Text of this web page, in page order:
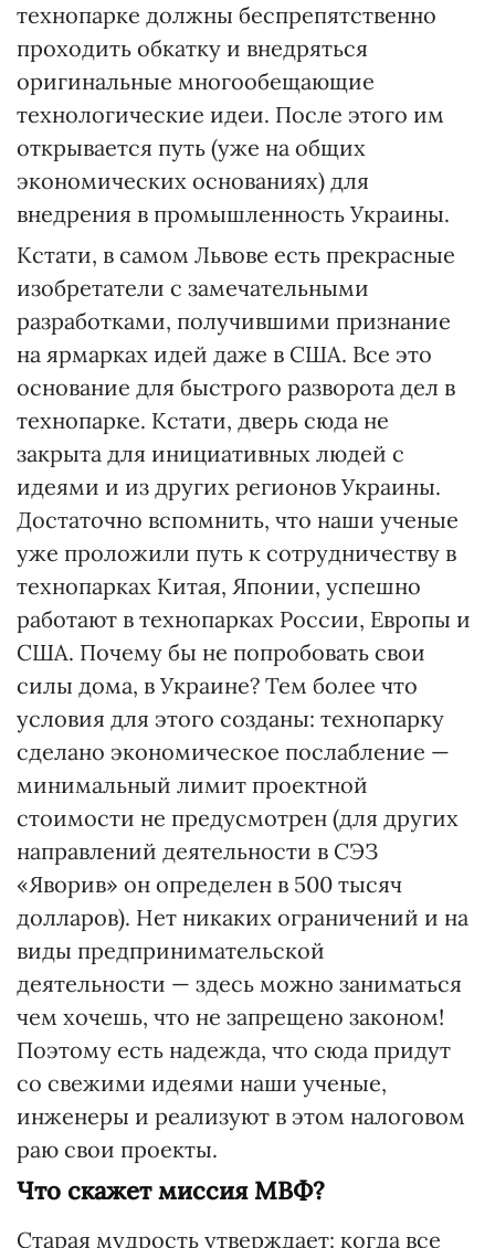
технопарке должны беспрепятственно
проходить обкатку и внедряться
оригинальные многообещающие
технологические идеи. После этого им
открывается путь (уже на общих
экономических основаниях) для
внедрения в промышленность Украины.
Кстати, в самом Львове есть прекрасные
изобретатели с замечательными
разработками, получившими признание
на ярмарках идей даже в США. Все это
основание для быстрого разворота дел в
технопарке. Кстати, дверь сюда не
закрыта для инициативных людей с
идеями и из других регионов Украины.
Достаточно вспомнить, что наши ученые
уже проложили путь к сотрудничеству в
технопарках Китая, Японии, успешно
работают в технопарках России, Европы и
США. Почему бы не попробовать свои
силы дома, в Украине? Тем более что
условия для этого созданы: технопарку
сделано экономическое послабление —
минимальный лимит проектной
стоимости не предусмотрен (для других
направлений деятельности в СЭЗ
«Яворив» он определен в 500 тысяч
долларов). Нет никаких ограничений и на
виды предпринимательской
деятельности — здесь можно заниматься
чем хочешь, что не запрещено законом!
Поэтому есть надежда, что сюда придут
со свежими идеями наши ученые,
инженеры и реализуют в этом налоговом
раю свои проекты.
Что скажет миссия МВФ?
Старая мудрость утверждает: когда все